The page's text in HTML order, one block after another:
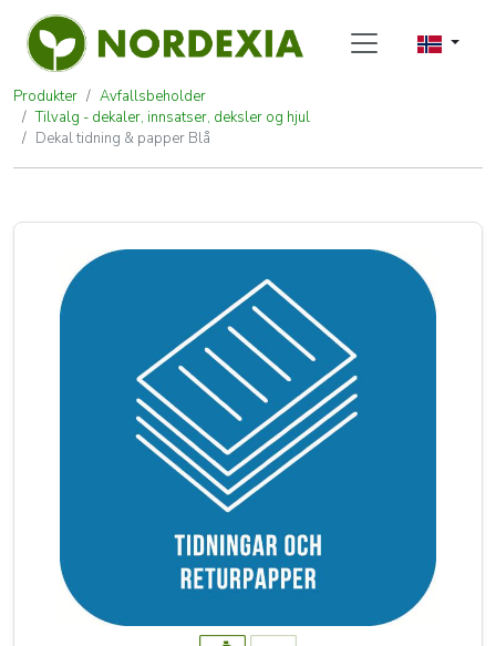
Produkter
Avfallsbeholder
Tilvalg - dekaler, innsatser, deksler og hjul
Dekal tidning & papper Blå
Dekal tidning & papper Blå